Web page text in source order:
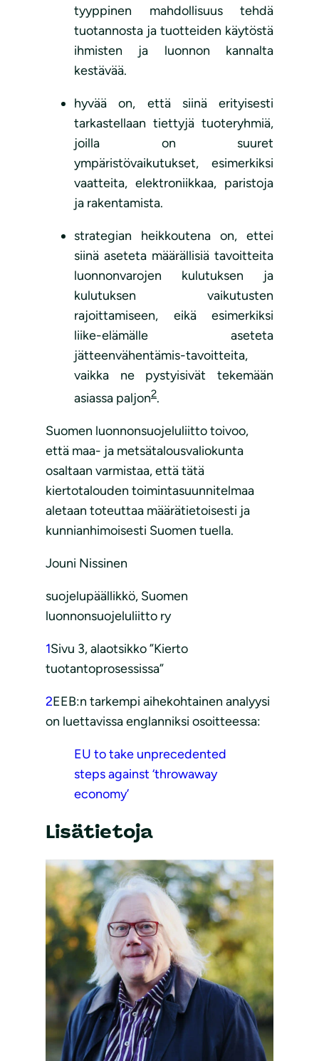
tyyppinen mahdollisuus tehdä
tuotannosta ja tuotteiden käytöstä
ihmisten ja luonnon kannalta
kestävää.
hyvää on, että siinä erityisesti
tarkastellaan tiettyjä tuoteryhmiä,
joilla on suuret
ympäristövaikutukset, esimerkiksi
vaatteita, elektroniikkaa, paristoja
ja rakentamista.
strategian heikkoutena on, ettei
siinä aseteta määrällisiä tavoitteita
luonnonvarojen kulutuksen ja
kulutuksen vaikutusten
rajoittamiseen, eikä esimerkiksi
liike-elämälle aseteta
jätteenvähentämis-tavoitteita,
vaikka ne pystyisivät tekemään
asiassa paljon2.
Suomen luonnonsuojeluliitto toivoo,
että maa- ja metsätalousvaliokunta
osaltaan varmistaa, että tätä
kiertotalouden toimintasuunnitelmaa
aletaan toteuttaa määrätietoisesti ja
kunnianhimoisesti Suomen tuella.
Jouni Nissinen
suojelupäällikkö, Suomen
luonnonsuojeluliitto ry
1Sivu 3, alaotsikko ”Kierto
tuotantoprosessissa”
2EEB:n tarkempi aihekohtainen analyysi
on luettavissa englanniksi osoitteessa:
EU to take unprecedented
steps against ‘throwaway
economy’
Lisätietoja